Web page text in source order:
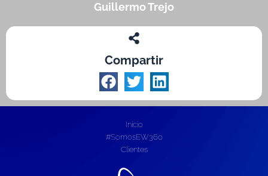
Guillermo Trejo
Compartir
Inicio
#SomosEW360
Clientes